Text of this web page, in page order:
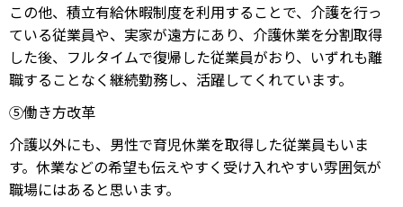
この他、積立有給休暇制度を利用することで、介護を行っ
ている従業員や、実家が遠方にあり、介護休業を分割取得
した後、フルタイムで復帰した従業員がおり、いずれも離
職することなく継続勤務し、活躍してくれています。
⑤働き方改革
介護以外にも、男性で育児休業を取得した従業員もいま
す。休業などの希望も伝えやすく受け入れやすい雰囲気が
職場にはあると思います。